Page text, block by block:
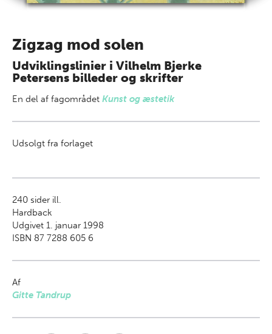
Zigzag mod solen
Udviklingslinier i Vilhelm Bjerke
Petersens billeder og skrifter
En del af fagområdet Kunst og æstetik
Udsolgt fra forlaget
240 sider ill.
Hardback
Udgivet 1. januar 1998
ISBN 87 7288 605 6
Af
Gitte Tandrup